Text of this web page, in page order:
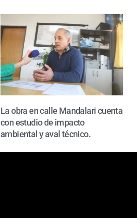
La obra en calle Mandalari cuenta
con estudio de impacto
ambiental y aval técnico.